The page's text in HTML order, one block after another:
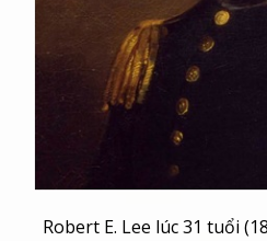
Robert E. Lee lúc 31 tuổi